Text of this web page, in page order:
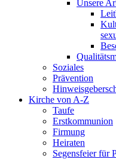
Unsere
Soziales
Prävention
Kirche von A-Z
Taufe
Erst­kommunion
Firmung
Heiraten
Segensfeier für